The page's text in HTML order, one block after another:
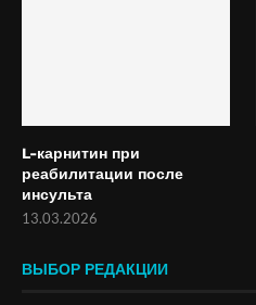
L-карнитин при
реабилитации после
инсульта
13.03.2026
ВЫБОР РЕДАКЦИИ